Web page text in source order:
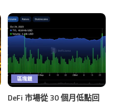
區塊鏈
DeFi 市場從 30 個月低點回